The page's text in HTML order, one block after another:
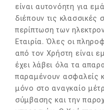
είναι αυτονόητη για
διέπουν τις κλασσικές
περίπτωση των
Εταιρία. Όλες οι
από τον Χρήστη είναι
έχει λάβει όλα τα
παραμένουν ασφαλείς
μόνο στο αναγκαίο
σύμβασης και την